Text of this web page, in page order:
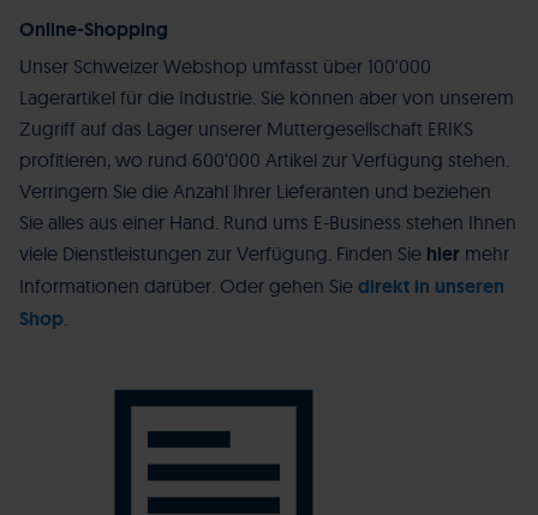
Online-Shopping
Unser Schweizer Webshop umfasst über 100‘000
Lagerartikel für die Industrie. Sie können aber von unserem
Zugriff auf das Lager unserer Muttergesellschaft ERIKS
profitieren, wo rund 600‘000 Artikel zur Verfügung stehen.
Verringern Sie die Anzahl Ihrer Lieferanten und beziehen
Sie alles aus einer Hand. Rund ums E-Business stehen Ihnen
viele Dienstleistungen zur Verfügung. Finden Sie hier mehr
Informationen darüber. Oder gehen Sie direkt in unseren
Shop